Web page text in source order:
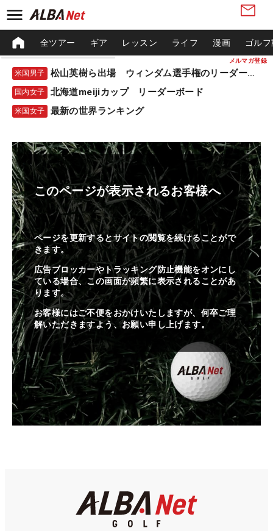
メルマガ登録
全ツアー ギア レッスン ライフ 漫画 ゴル
米国男子 松山英樹ら出場 ウィンダム選手権のリーダーボード
国内女子 北海道meijiカップ リーダーボード
米国女子 最新の世界ランキング
このページが表示されるお客様へ
ページを更新するとサイトの閲覧を続けることがで
きます。
広告ブロッカーやトラッキング防止機能をオンにし
ている場合、この画面が頻繁に表示されることがあ
ります。
お客様にはご不便をおかけいたしますが、何卒ご理
解いただきますよう、お願い申し上げます。